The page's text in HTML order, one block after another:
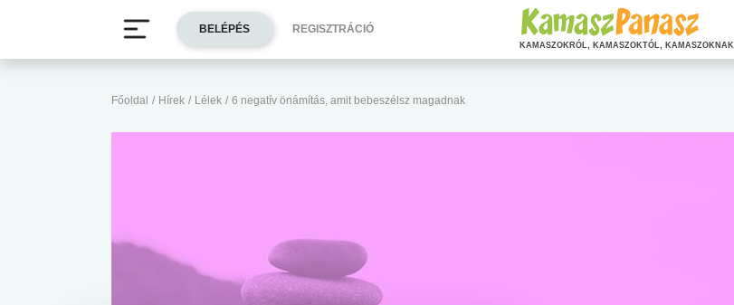
Főoldal / Hírek / Lélek / 6 negatív önámítás, amit bebeszélsz magadnak
BELÉPÉS REGISZTRÁCIÓ
KAMASZOKRÓL, KAMASZOKTÓL, KAMASZOKNAK